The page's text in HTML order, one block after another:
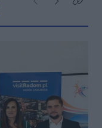
Poprzednie
NastępneKliknij